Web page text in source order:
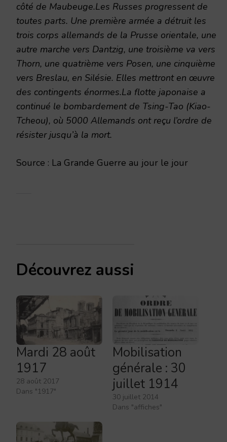
côté de Maubeuge.Les Russes progressent de
toutes parts. Une première armée a détruit les
trois corps allemands de la Prusse orientale, une
autre marche vers Dantzig, une troisième va vers
Thorn, une quatrième vers Posen, une cinquième
vers Breslau, en Silésie. Elles mettront en œuvre
des contingents énormes.La flotte japonaise a
continué le bombardement de Tsing-Tao (Kiao-
Tcheou), où 5000 Allemands ont reçu l’ordre de
résister jusqu’à la mort.
Source : La Grande Guerre au jour le jour
Découvrez aussi
Mardi 28 août
1917
28 août 2017
Dans "1917"
Mobilisation
générale : 30
juillet 1914
30 juillet 2014
Dans "affiches"